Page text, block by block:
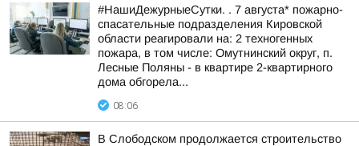
#НашиДежурныеСутки. . 7 августа* пожарно-
спасательные подразделения Кировской
области реагировали на: 2 техногенных
пожара, в том числе: Омутнинский округ, п.
Лесные Поляны - в квартире 2-квартирного
дома обгорела...
08:06
В Слободском продолжается строительство